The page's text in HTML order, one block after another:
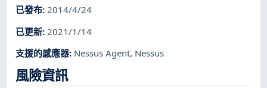
已發布:2014/4/24
已更新: 2021/1/14
支援的感應器: Nessus Agent, Nessus
風險資訊